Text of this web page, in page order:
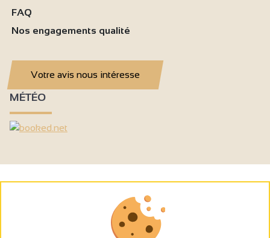
FAQ
Nos engagements qualité
Votre avis nous intéresse
MÉTÉO